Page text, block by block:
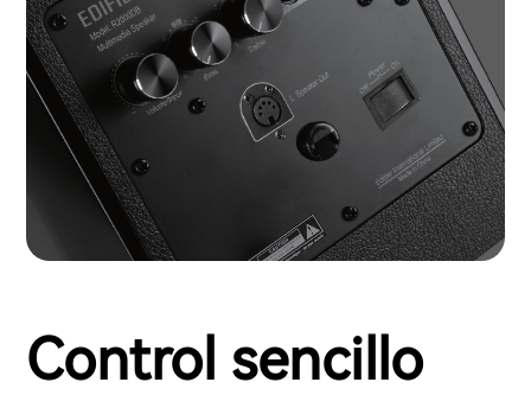
Control sencillo